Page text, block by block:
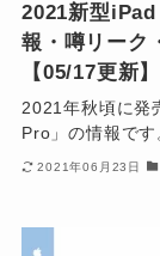
2021新型
報・噂リーク
【05/17更新】
2021年秋頃に発
Pro」の情報で
2021年06月23日